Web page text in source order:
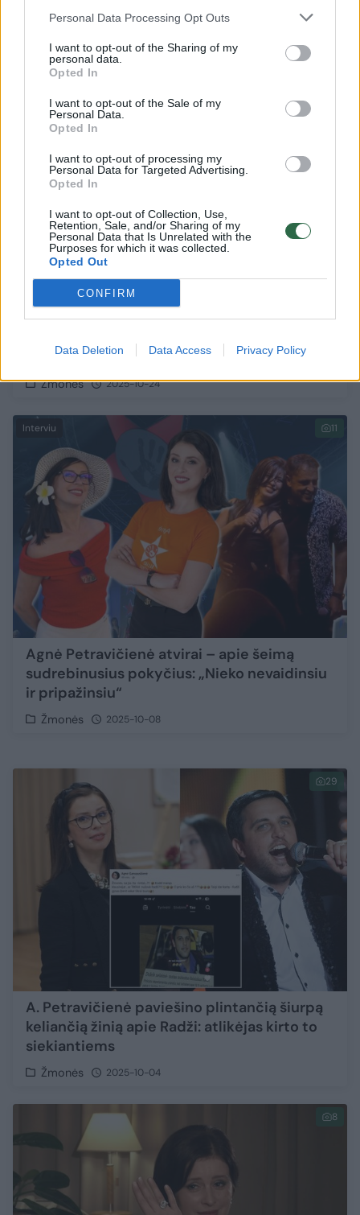
Personal Data Processing Opt Outs
I want to opt-out of the Sharing of my
personal data.
Opted In
I want to opt-out of the Sale of my
Personal Data.
Opted In
I want to opt-out of processing my
Personal Data for Targeted Advertising.
Opted In
I want to opt-out of Collection, Use,
Retention, Sale, and/or Sharing of my
Personal Data that Is Unrelated with the
Purposes for which it was collected.
Opted Out
CONFIRM
Data Deletion Data Access Privacy Policy
Gerbėjai sunerimę: šalia Agnės
pakeis Radžį?
Žmonės 2025-10-24
Interviu 11
Agnė Petravičienė atvirai – apie šeimą
sudrebinusius pokyčius: „Nieko nevaidinsiu
ir pripažinsiu“
Žmonės 2025-10-08
29
A. Petravičienė paviešino plintančią šiurpą
keliančią žinią apie Radži: atlikėjas kirto to
siekiantiems
Žmonės 2025-10-04
8